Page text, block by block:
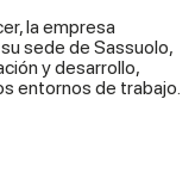
la empresa
sede de Sassuolo,
y desarrollo,
entornos de trabajo.